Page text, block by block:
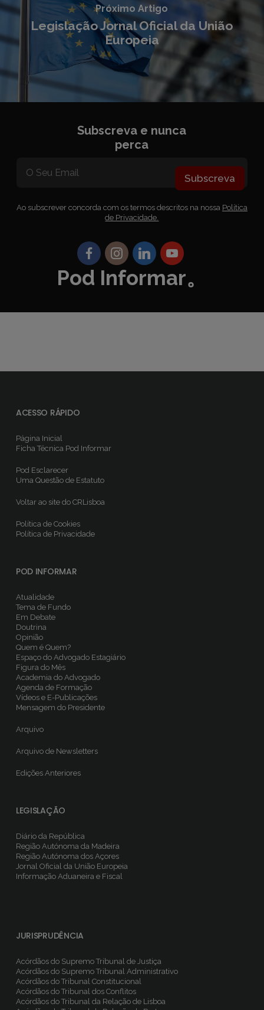
Próximo Artigo
Legislação Jornal Oficial da União
Europeia
Subscreva e nunca
perca
Subscreva
Ao subscrever concorda com os termos descritos na nossa Política
de Privacidade.
Pod Informar。
ACESSO RÁPIDO
Página Inicial
Ficha TécnicaPod Informar
Pod Esclarecer
Uma Questão de Estatuto
Voltar ao site do CRLisboa
Política de Cookies
Política de Privacidade
POD INFORMAR
Atualidade
Tema de Fundo
Em Debate
Doutrina
Opinião
Quem é Quem?
Espaço do Advogado Estagiário
Figura do Mês
Academia do Advogado
Agenda de Formação
Vídeos e E-Publicações
Mensagem do Presidente
Arquivo
Arquivo de Newsletters
Edições Anteriores
LEGISLAÇÃO
Diário da República
Região Autónoma da Madeira
Região Autónoma dos Açores
Jornal Oficial da União Europeia
Informação Aduaneira e Fiscal
JURISPRUDÊNCIA
Acórdãos do Supremo Tribunal de Justiça
Acórdãos do Supremo Tribunal Administrativo
Acórdãos do Tribunal Constitucional
Acórdãos do Tribunal dos Conflitos
Acórdãos do Tribunal da Relação de Lisboa